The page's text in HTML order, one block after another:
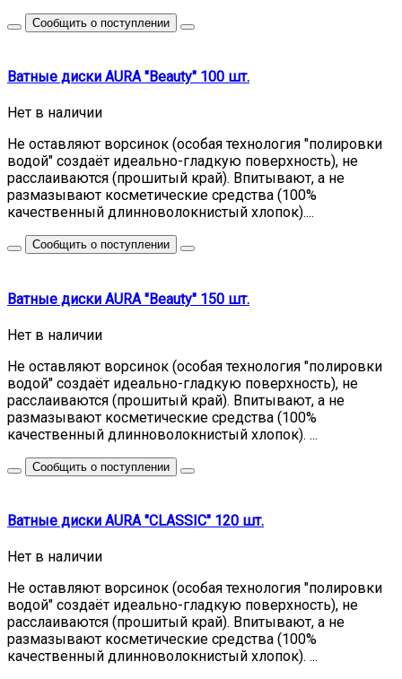
Сообщить о поступлении
Ватные диски AURA "Beauty" 100 шт.
Нет в наличии
Не оставляют ворсинок (особая технология "полировки
водой" создаёт идеально-гладкую поверхность), не
расслаиваются (прошитый край). Впитывают, а не
размазывают косметические средства (100%
качественный длинноволокнистый хлопок)....
Сообщить о поступлении
Ватные диски AURA "Beauty" 150 шт.
Нет в наличии
Не оставляют ворсинок (особая технология "полировки
водой" создаёт идеально-гладкую поверхность), не
расслаиваются (прошитый край). Впитывают, а не
размазывают косметические средства (100%
качественный длинноволокнистый хлопок). ...
Сообщить о поступлении
Ватные диски AURA "CLASSIC" 120 шт.
Нет в наличии
Не оставляют ворсинок (особая технология "полировки
водой" создаёт идеально-гладкую поверхность), не
расслаиваются (прошитый край). Впитывают, а не
размазывают косметические средства (100%
качественный длинноволокнистый хлопок). ...